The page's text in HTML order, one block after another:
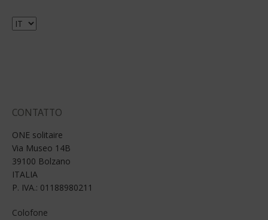
Scegli
CONTATTO
ONE solitaire
Via Museo 14B
39100 Bolzano
ITALIA
P. IVA.: 01188980211
Colofone